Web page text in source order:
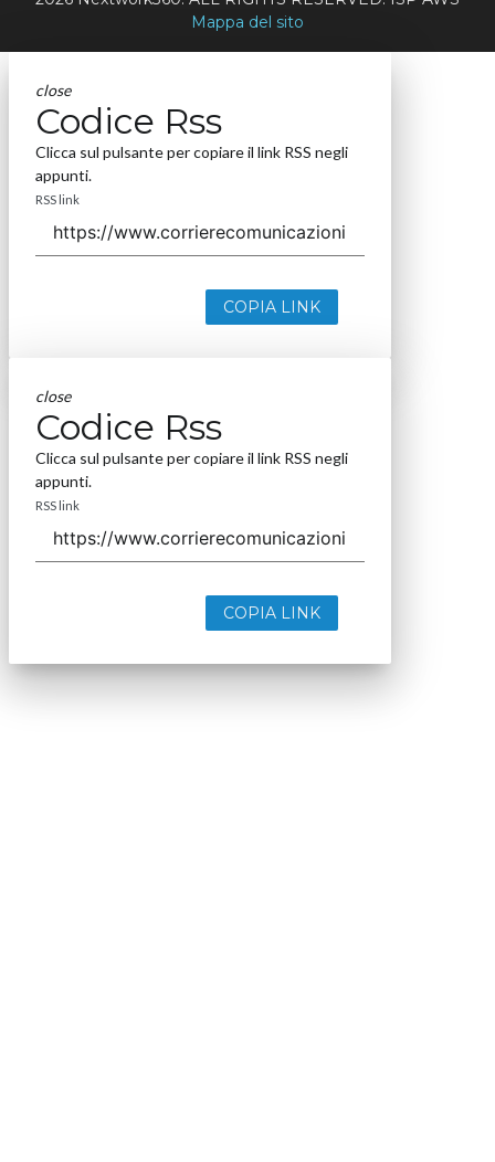
Mappa del sito
close
Codice Rss
Clicca sul pulsante per copiare il link RSS negli
appunti.
RSS link
COPIA LINK
close
Codice Rss
Clicca sul pulsante per copiare il link RSS negli
appunti.
RSS link
COPIA LINK